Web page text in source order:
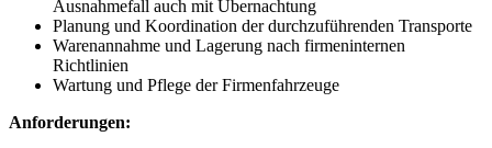
Ausnahmefall auch mit Übernachtung
Planung und Koordination der durchzuführenden Transporte
Warenannahme und Lagerung nach firmeninternen
Richtlinien
Wartung und Pflege der Firmenfahrzeuge
Anforderungen: